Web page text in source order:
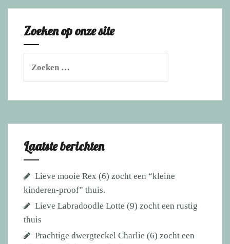
Zoeken op onze site
naar:
Laatste berichten
Lieve mooie Rex (6) zocht een “kleine
kinderen-proof” thuis.
Lieve Labradoodle Lotte (9) zocht een rustig
thuis
Prachtige dwergteckel Charlie (6) zocht een